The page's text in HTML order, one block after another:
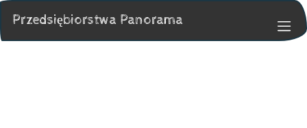
Przedsiębiorstwa Panorama